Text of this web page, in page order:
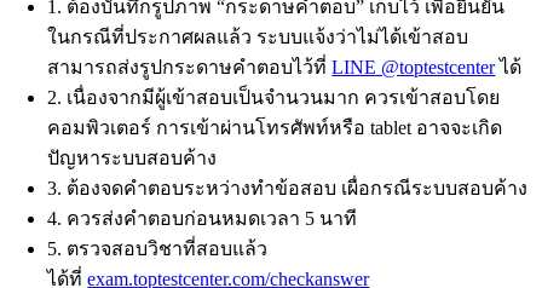
1. ต้องบันทึกรูปภาพ “กระดาษคำตอบ” เก็บไว้ เพื่อยืนยัน
ในกรณีที่ประกาศผลแล้ว ระบบแจ้งว่าไม่ได้เข้าสอบ
สามารถส่งรูปกระดาษคำตอบไว้ที่LINE @toptestcenterได้
2. เนื่องจากมีผู้เข้าสอบเป็นจำนวนมาก ควรเข้าสอบโดย
คอมพิวเตอร์ การเข้าผ่านโทรศัพท์หรือ tablet อาจจะเกิด
ปัญหาระบบสอบค้าง
3. ต้องจดคำตอบระหว่างทำข้อสอบ เผื่อกรณีระบบสอบค้าง
4. ควรส่งคำตอบก่อนหมดเวลา 5 นาที
5. ตรวจสอบวิชาที่สอบแล้ว
ได้ที่exam.toptestcenter.com/checkanswer